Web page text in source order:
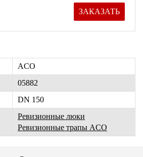
ACO
05882
DN 150
Ревизионные люки
Ревизионные трапы ACO
ЗАКАЗАТЬ